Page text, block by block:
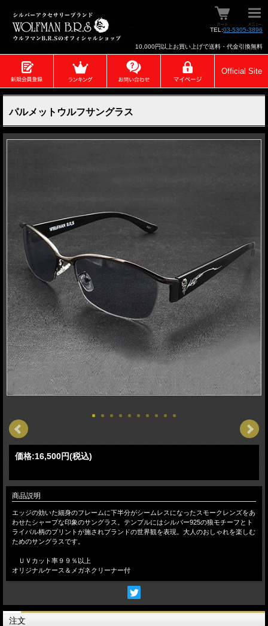
TEL:03-5305-3896
10,000円以上お買い上げで送料・代金引換無料
Official Site
パルメットウルフサングラス
価格:16,500円(税込)
商品説明
エッジの効いた細身のフレームに下半分がシームレスになったスモークレンズをあ
わせたシャープな印象のサングラス。テンプルにはシルバー925の狼モチーフとト
ライバル柄のプリントが施されブランドの世界観を表現。大人のおしゃれを楽しむ
ためのサングラスです。
ＵＶカット率９９％以上
オリジナルケース＆メガネクリーナー付
注文